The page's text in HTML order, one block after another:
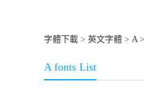
字體下載 > 英文字體 > A>
A fonts List